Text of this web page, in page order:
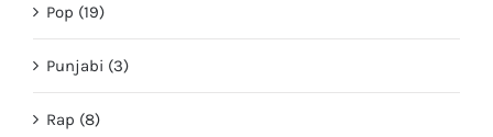
Pop (19)
Punjabi (3)
Rap (8)